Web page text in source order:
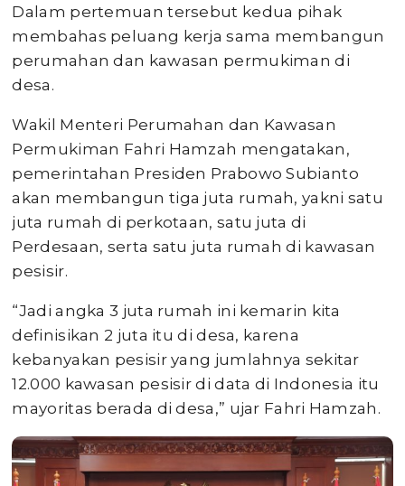
Dalam pertemuan tersebut kedua pihak
membahas peluang kerja sama membangun
perumahan dan kawasan permukiman di
desa.
Wakil Menteri Perumahan dan Kawasan
Permukiman Fahri Hamzah mengatakan,
pemerintahan Presiden Prabowo Subianto
akan membangun tiga juta rumah, yakni satu
juta rumah di perkotaan, satu juta di
Perdesaan, serta satu juta rumah di kawasan
pesisir.
“Jadi angka 3 juta rumah ini kemarin kita
definisikan 2 juta itu di desa, karena
kebanyakan pesisir yang jumlahnya sekitar
12.000 kawasan pesisir di data di Indonesia itu
mayoritas berada di desa,” ujar Fahri Hamzah.